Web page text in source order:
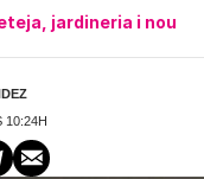
jardineria i nou
10:24H